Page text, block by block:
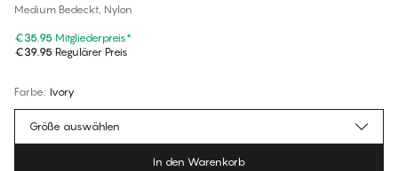
Medium Bedeckt, Nylon
€35.95 Mitgliederpreis*
€39.95 Regulärer Preis
Farbe: Ivory
Größe auswählen
In den Warenkorb